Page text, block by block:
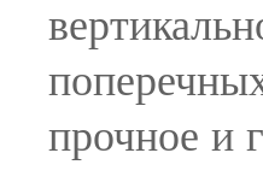
прочное и